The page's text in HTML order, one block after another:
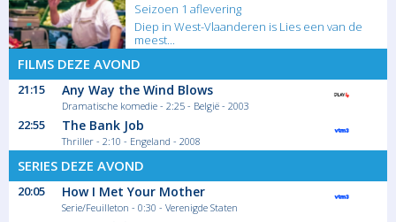
Seizoen 1 aflevering
Diep in West-Vlaanderen is Lies een van de
meest...
00:20
Datenight
Seizoen 1 aflevering
Ward Lemmelijn is een man van vele
talenten en...
Debat
FILMS DEZE AVOND
21:15 Any Way the Wind Blows
Dramatische komedie - 2:25 - België - 2003
22:55 The Bank Job
Thriller - 2:10 - Engeland - 2008
SERIES DEZE AVOND
20:05 How I Met Your Mother
Serie/Feuilleton - 0:30 - Verenigde Staten